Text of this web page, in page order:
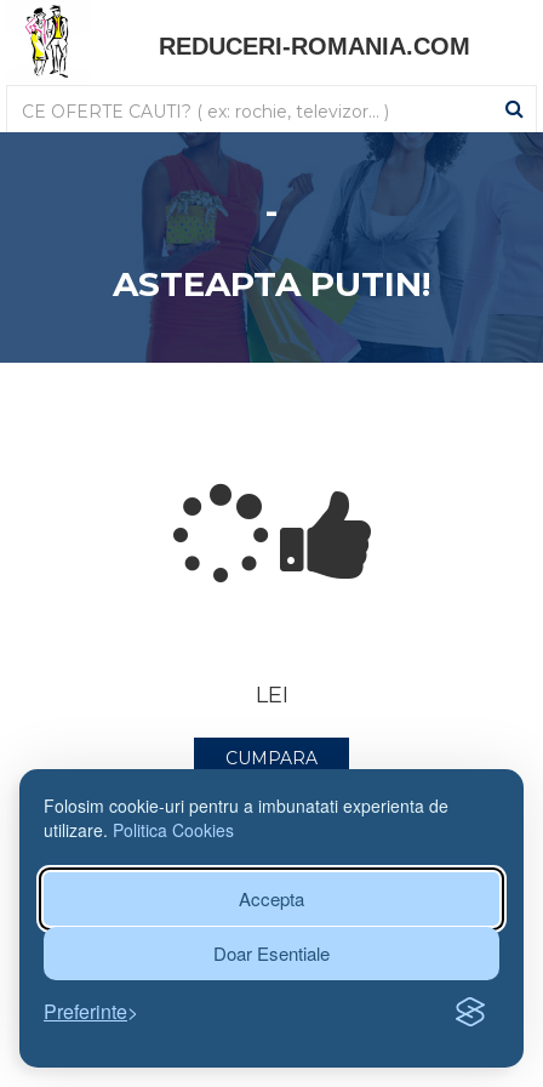
Folosim cookie-uri pentru a imbunatati experienta de
utilizare. Politica Cookies
Accepta
Doar Esentiale
Preferinte
REDUCERI-ROMANIA.COM
-
ASTEAPTA PUTIN!
LEI
CUMPARA